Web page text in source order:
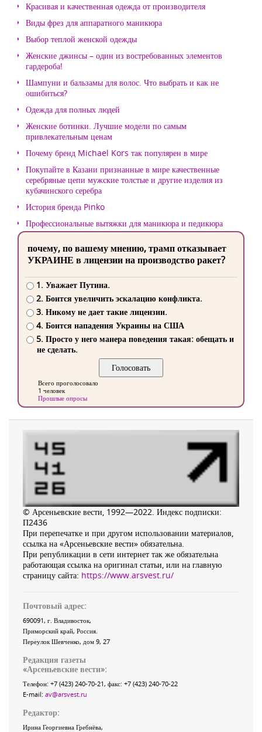
Красивая и качественная одежда от производителя
Виды фрез для аппаратного маникюра
Выбор теплой женской одежды
Женские джинсы – один из востребованных элементов
гардероба!
Шампуни и бальзамы для волос. Что выбрать и как не
ошибиться?
Одежда для полных людей
Женские ботинки. Лучшие модели по самым
привлекательным ценам
Почему бренд Michael Kors так популярен в мире
Покупайте в Казани признанные в мире качественные
серебряные цепи мужские толстые и другие изделия из
кубачинского серебра
История бренда Pinko
Профессиональные вытяжки для маникюра и педикюра
почему, по вашему мнению, трамп отказывает
УКРАИНЕ в лицензии на производство ракет?
1. Уважает Путина.
2. Боится увеличить эскалацию конфликта.
3. Никому не дает такие лицензии.
4. Боится нападения Украины на США
5. Просто у него манера поведения такая: обещать и
не сделать.
Всего проголосовало
1 человек
Прошлые опросы
© Арсеньевские вести, 1992—2022. Индекс подписки:
П2436
При перепечатке и при другом использовании материалов,
ссылка на «Арсеньевские вести» обязательна.
При републикации в сети интернет так же обязательна
работающая ссылка на оригинал статьи, или на главную
страницу сайта: https://www.arsvest.ru/
Почтовый адрес:
690091, г. Владивосток,
Приморский край, Россия
Переулок Шевченко, дом 9, 27
Редакция газеты
«Арсеньевские вести»:
Телефон: +7 (423) 240-70-21, факс: +7 (423) 240-70-22
E-mail: av@arsvest.ru
Редактор:
Ирина Георгиевна Гребнёва,